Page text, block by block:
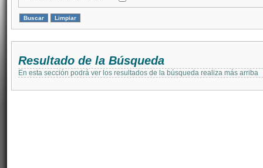
Resultado de la Búsqueda
En esta sección podrá ver los resultados de la búsqueda realiza más arriba